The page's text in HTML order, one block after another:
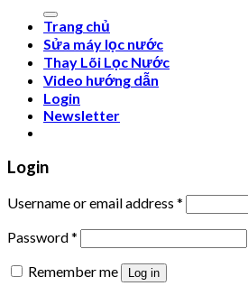
for:
Trang chủ
Sửa máy lọc nước
Thay Lõi Lọc Nước
Video hướng dẫn
Login
Newsletter
Login
Username or email address *
Password*
Remember me
Log in